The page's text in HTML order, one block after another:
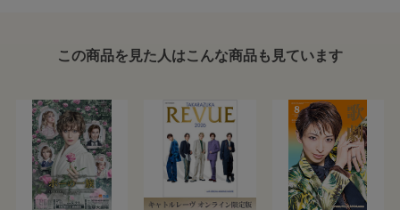
この商品を見た人はこんな商品も見ています